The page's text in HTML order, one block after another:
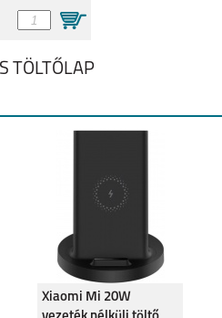
TÖLTŐLAP
Xiaomi Mi 20W